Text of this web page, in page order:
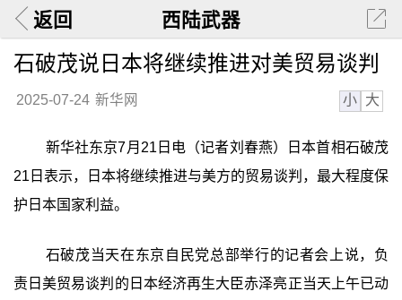
返回 西陆武器
石破茂说日本将继续推进对美贸易谈判
2025-07-24 新华网 小 大
新华社东京7月21日电（记者刘春燕）日本首相石破茂
21日表示，日本将继续推进与美方的贸易谈判，最大程度保
护日本国家利益。
石破茂当天在东京自民党总部举行的记者会上说，负
责日美贸易谈判的日本经济再生大臣赤泽亮正当天上午已动